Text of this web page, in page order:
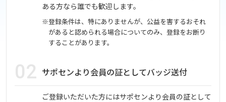
ある方なら誰でも歓迎します。
※登録条件は、特にありませんが、公益を害するおそれ
があると認められる場合についてのみ、登録をお断り
することがあります。
02 サポセンより会員の証としてバッジ送付
ご登録いただいた方にはサポセンより会員の証として